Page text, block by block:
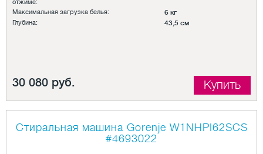
отжиме:
Максимальная загрузка белья: 6 кг
Глубина: 43,5 см
30 080 руб. Купить
Стиральная машина Gorenje W1NHPI62SCS
#4693022